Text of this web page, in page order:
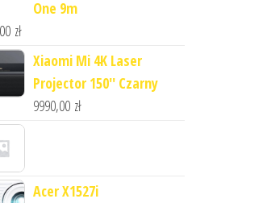
One 9m
zł
Xiaomi Mi 4K Laser
Projector 150'' Czarny
9990,00 zł
Acer X1527i